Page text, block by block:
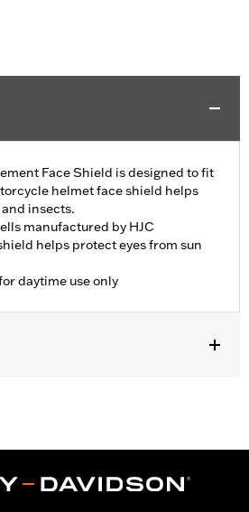
Face Shield is designed to fit
helmet face shield helps
insects.
manufactured by HJC
helps protect eyes from sun
daytime use only